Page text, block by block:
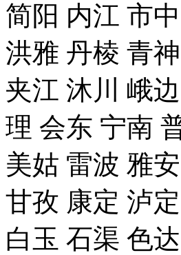
简阳 内江 市
洪雅 丹棱 青
夹江 沐川 峨
理 会东 宁南
美姑 雷波 雅
甘孜 康定 泸
白玉 石渠 色